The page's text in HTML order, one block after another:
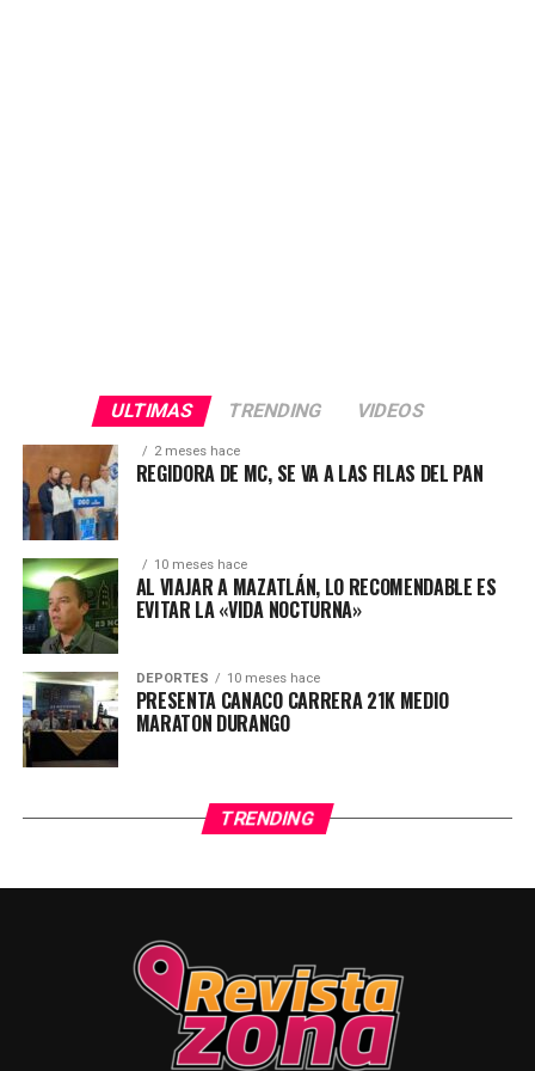
ULTIMAS TRENDING VIDEOS
2 meses hace
REGIDORA DE MC, SE VA A LAS FILAS DEL PAN
10 meses hace
AL VIAJAR A MAZATLÁN, LO RECOMENDABLE ES
EVITAR LA «VIDA NOCTURNA»
DEPORTES 10 meses hace
PRESENTA CANACO CARRERA 21K MEDIO
MARATON DURANGO
TRENDING